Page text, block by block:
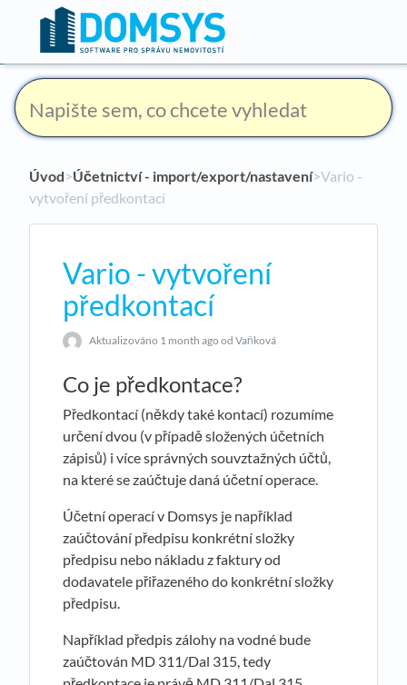
Úvod​>​Účetnictví - import/export/nastavení​>​ Vario -
vytvoření předkontací
Vario - vytvoření
předkontací
Aktualizováno 1 month ago od Vaňková
Co je předkontace?
Předkontací (někdy také kontací) rozumíme
určení dvou (v případě složených účetních
zápisů) i více správných souvztažných účtů,
na které se zaúčtuje daná účetní operace.
Účetní operací v Domsys je například
zaúčtování předpisu konkrétní složky
předpisu nebo nákladu z faktury od
dodavatele přiřazeného do konkrétní složky
předpisu.
Například předpis zálohy na vodné bude
zaúčtován MD 311/Dal 315, tedy